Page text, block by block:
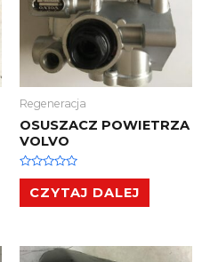
Regeneracja
OSUSZACZ POWIETRZA
VOLVO
Oceniono
na
5
CZYTAJ DALEJ